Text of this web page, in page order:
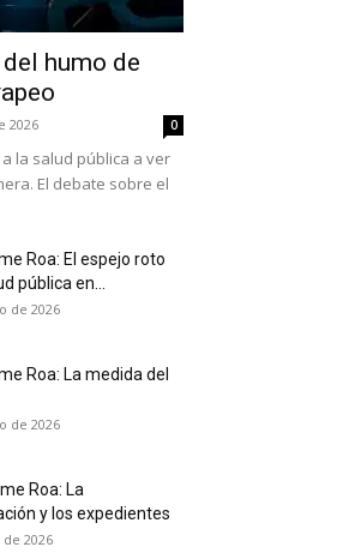
humo de
2026 0
la salud pública a ver
El debate sobre el
Roa: El espejo roto
pública en...
de 2026
Roa: La medida del
de 2026
Roa: La
y los expedientes
2026